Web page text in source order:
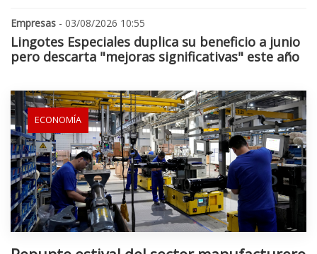
Empresas - 03/08/2026 10:55
Lingotes Especiales duplica su beneficio a junio
pero descarta "mejoras significativas" este año
ECONOMÍA